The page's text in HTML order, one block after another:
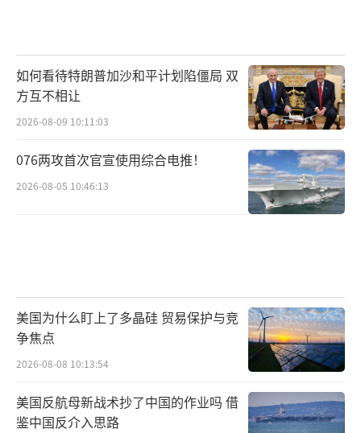
如何看待特朗普加沙和平计划陷僵局 双
方互不相让
2026-08-09 10:11:03
076两攻首次官宣使用综合电推！
2026-08-05 10:46:13
美国为什么盯上了多晶硅 贸易保护与竞
争焦点
2026-08-08 10:13:54
美国反航母新战术抄了中国的作业吗 借
鉴中国反介入思路